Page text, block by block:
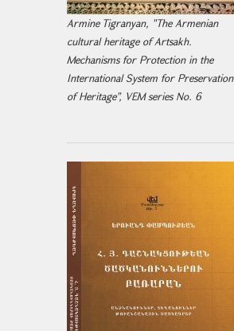
Armine Tigranyan, "The Armenian
cultural heritage of Artsakh.
Mechanisms for Protection in the
International System for Preservation
of Heritage", VEM series No. 6